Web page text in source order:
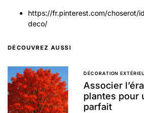
https://fr.pinterest.com/choserot/
deco/
DÉCOUVREZ AUSSI
DÉCORATION
Associer
plantes pour
parfait